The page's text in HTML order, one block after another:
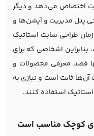
اختصاص می‌دهد و دیگر
پنل مدیریت و آپشن‌ها و
طراحی سایت استاتیک
اشخاصی که برای
قصد معرفی محصولات و
آن‌ها ثابت است و نیازی به
استفاده کنند.
کوچک مناسب است